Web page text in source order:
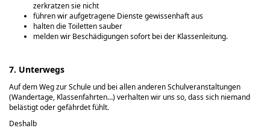
zerkratzen sie nicht
führen wir aufgetragene Dienste gewissenhaft aus
halten die Toiletten sauber
melden wir Beschädigungen sofort bei der Klassenleitung.
7. Unterwegs
Auf dem Weg zur Schule und bei allen anderen Schulveranstaltungen
(Wandertage, Klassenfahrten…) verhalten wir uns so, dass sich niemand
belästigt oder gefährdet fühlt.
Deshalb